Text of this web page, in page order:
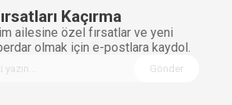
Kaçırma
ailesine özel fırsatlar ve yeni
olmak için e-postlara kaydol.
Gönder